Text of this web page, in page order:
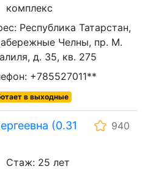
комплекс
Республика Татарстан,
Челны, пр. М.
д. 35, кв. 275
+785527011**
в выходные
(0.31
940
Стаж: 25 лет